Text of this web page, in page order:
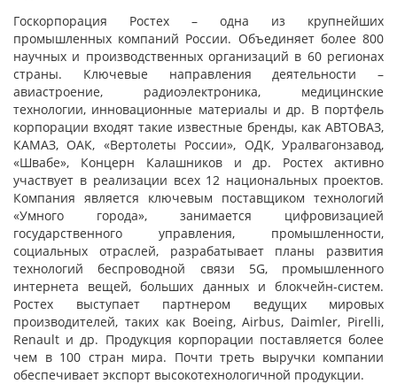
Госкорпорация Ростех – одна из крупнейших
промышленных компаний России. Объединяет более 800
научных и производственных организаций в 60 регионах
страны. Ключевые направления деятельности –
авиастроение, радиоэлектроника, медицинские
технологии, инновационные материалы и др. В портфель
корпорации входят такие известные бренды, как АВТОВАЗ,
КАМАЗ, ОАК, «Вертолеты России», ОДК, Уралвагонзавод,
«Швабе», Концерн Калашников и др. Ростех активно
участвует в реализации всех 12 национальных проектов.
Компания является ключевым поставщиком технологий
«Умного города», занимается цифровизацией
государственного управления, промышленности,
социальных отраслей, разрабатывает планы развития
технологий беспроводной связи 5G, промышленного
интернета вещей, больших данных и блокчейн-систем.
Ростех выступает партнером ведущих мировых
производителей, таких как Boeing, Airbus, Daimler, Pirelli,
Renault и др. Продукция корпорации поставляется более
чем в 100 стран мира. Почти треть выручки компании
обеспечивает экспорт высокотехнологичной продукции.